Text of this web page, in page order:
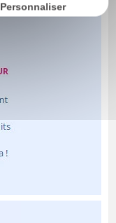
Personnaliser